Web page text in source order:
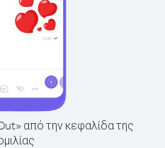
από την κεφαλίδα της